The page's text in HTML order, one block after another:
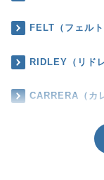
FELT（フェルト
RIDLEY（リド
CARRERA（カ